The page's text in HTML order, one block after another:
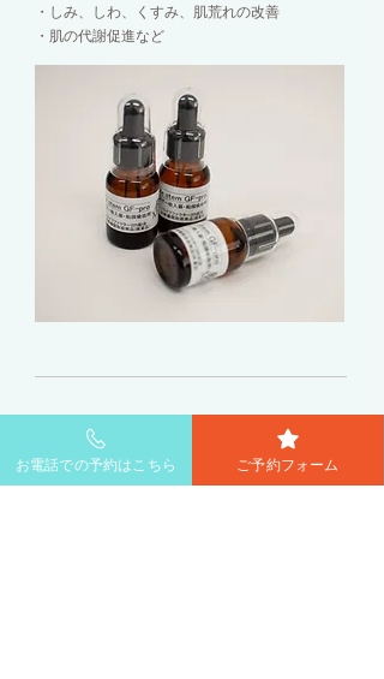
・しみ、しわ、くすみ、肌荒れの改善
・肌の代謝促進など
お電話での予約はこちら ご予約フォーム